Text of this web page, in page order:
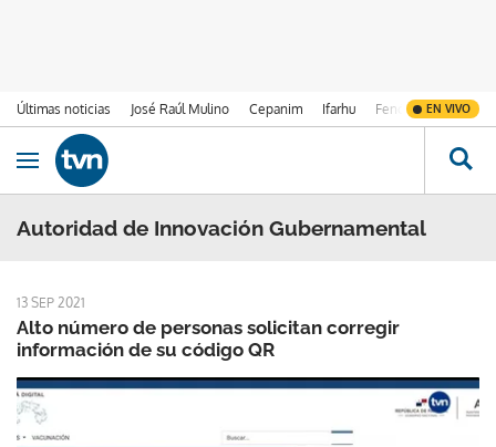
Últimas noticias José Raúl Mulino Cepanim Ifarhu Fenómeno de El
EN VIVO
Ir al contenido
Obrir navegació
Autoridad de Innovación Gubernamental
13 SEP 2021
Alto número de personas solicitan corregir
información de su código QR